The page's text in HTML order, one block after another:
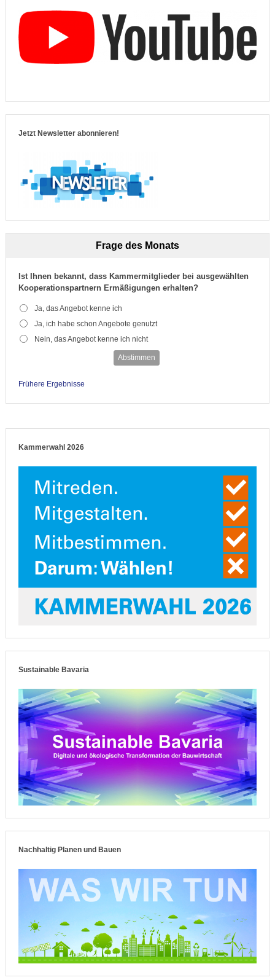
Jetzt Newsletter abonnieren!
Frage des Monats
Ist Ihnen bekannt, dass Kammermitglieder bei ausgewählten
Kooperationspartnern Ermäßigungen erhalten?
Ja, das Angebot kenne ich
Ja, ich habe schon Angebote genutzt
Nein, das Angebot kenne ich nicht
Abstimmen
Frühere Ergebnisse
Kammerwahl 2026
Sustainable Bavaria
Nachhaltig Planen und Bauen